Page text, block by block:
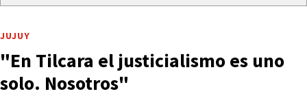
JUJUY
"En Tilcara el justicialismo es uno
solo. Nosotros"